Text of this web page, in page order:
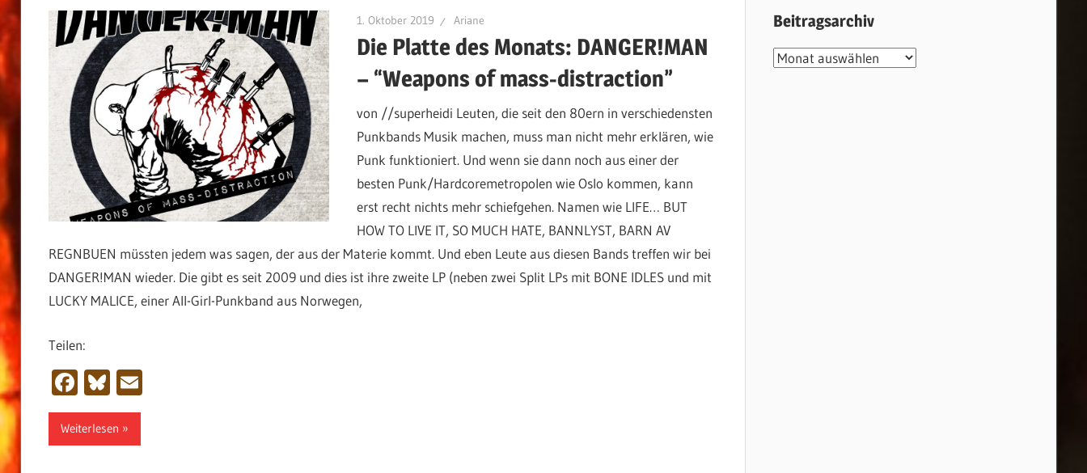
1. Oktober 2019 Ariane
Die Platte des Monats: DANGER!MAN
– “Weapons of mass-distraction”
von //superheidi Leuten, die seit den 80ern in verschiedensten
Punkbands Musik machen, muss man nicht mehr erklären, wie
Punk funktioniert. Und wenn sie dann noch aus einer der
besten Punk/Hardcoremetropolen wie Oslo kommen, kann
erst recht nichts mehr schiefgehen. Namen wie LIFE… BUT
HOW TO LIVE IT, SO MUCH HATE, BANNLYST, BARN AV
REGNBUEN müssten jedem was sagen, der aus der Materie kommt. Und eben Leute aus diesen Bands treffen wir bei
DANGER!MAN wieder. Die gibt es seit 2009 und dies ist ihre zweite LP (neben zwei Split LPs mit BONE IDLES und mit
LUCKY MALICE, einer All-Girl-Punkband aus Norwegen,
Teilen:
Facebook
Bluesky
Email
Weiterlesen
Beitragsarchiv
Beitragsarchiv